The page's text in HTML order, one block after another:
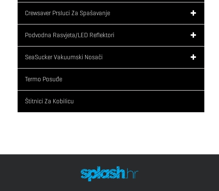
Crewsaver Prsluci Za Spašavanje
Podvodna Rasvjeta/LED Reflektori
SeaSucker Vakuumski Nosači
Termo Posuđe
Štitnici Za Kobilicu